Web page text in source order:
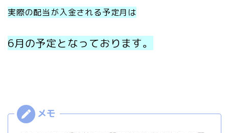
実際の配当が入金される予定月は
6月の予定となっております。